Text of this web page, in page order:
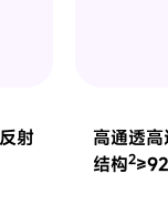
射
高通透高
结构2